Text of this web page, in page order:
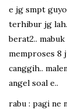
e jg smpt
terhibur jg
berat2..
memproses 8
canggih..
angel soal e..
rabu : pagi ne